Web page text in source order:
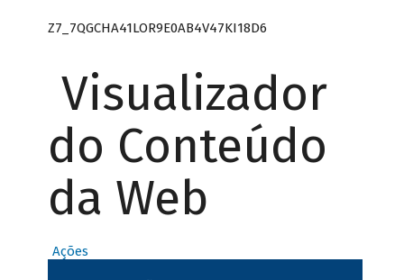
Z7_7QGCHA41LOR9E0AB4V47KI18D6
Visualizador
do Conteúdo
da Web
Ações